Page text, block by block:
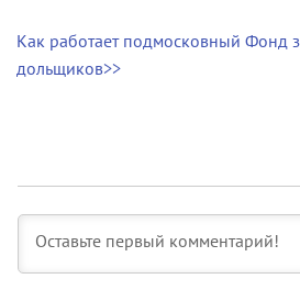
Как работает подмосковный Фонд
дольщиков>>